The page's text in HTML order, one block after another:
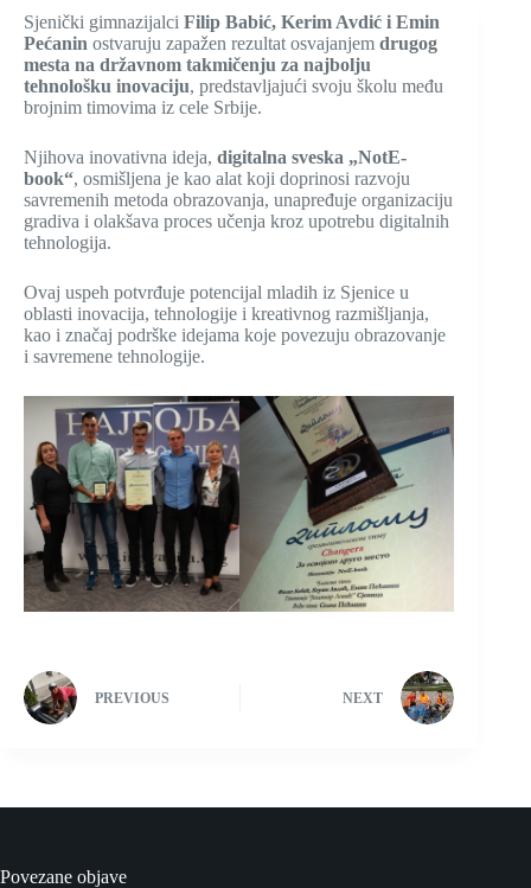
Sjenički gimnazijalci Filip Babić, Kerim Avdić i Emin
Pećanin ostvaruju zapažen rezultat osvajanjem drugog
mesta na državnom takmičenju za najbolju
tehnološku inovaciju, predstavljajući svoju školu među
brojnim timovima iz cele Srbije.
Njihova inovativna ideja, digitalna sveska „NotE-
book“, osmišljena je kao alat koji doprinosi razvoju
savremenih metoda obrazovanja, unapređuje organizaciju
gradiva i olakšava proces učenja kroz upotrebu digitalnih
tehnologija.
Ovaj uspeh potvrđuje potencijal mladih iz Sjenice u
oblasti inovacija, tehnologije i kreativnog razmišljanja,
kao i značaj podrške idejama koje povezuju obrazovanje
i savremene tehnologije.
PREVIOUS NEXT
Povezane objave